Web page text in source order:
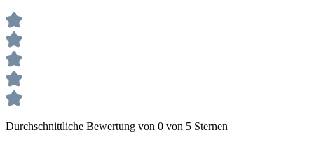
Durchschnittliche Bewertung von 0 von 5 Sternen